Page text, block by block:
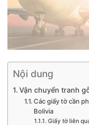
Nội dung
Vận chuyển tranh
Các giấy tờ cần
Bolivia
Giấy tờ liên